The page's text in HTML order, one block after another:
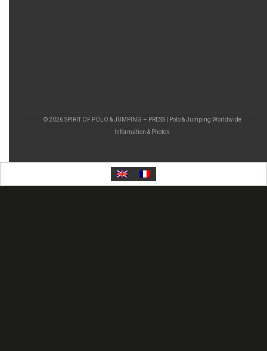
© 2026 SPIRIT OF POLO & JUMPING – PRESS | Polo & Jumping Worldwide
Information & Photos